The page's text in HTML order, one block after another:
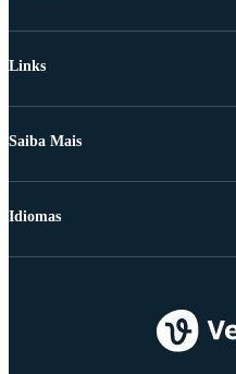
Links
Saiba Mais
Idiomas